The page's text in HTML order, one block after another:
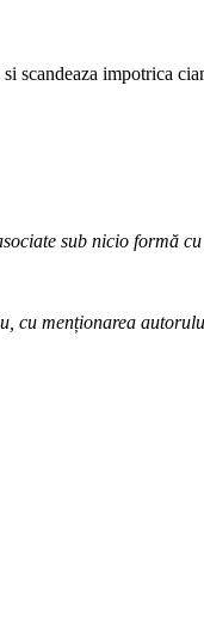
scandeaza impotrica
sub nicio formă
cu menționarea